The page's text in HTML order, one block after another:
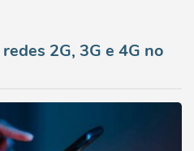
2G, 3G e 4G no